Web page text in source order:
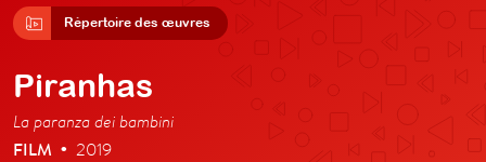
Répertoire des œuvres
Piranhas
La paranza dei bambini
FILM • 2019